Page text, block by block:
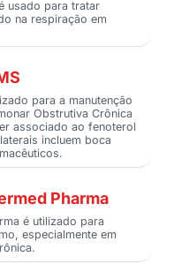
usado para tratar
na respiração em
para a manutenção
Obstrutiva Crônica
associado ao fenoterol
incluem boca
Pharma
é utilizado para
especialmente em